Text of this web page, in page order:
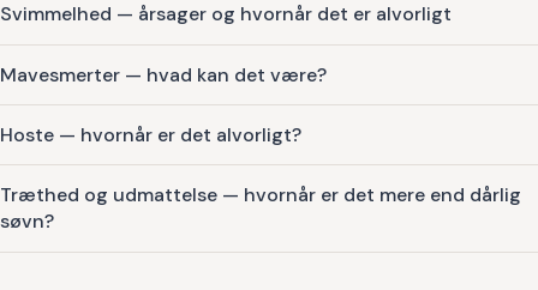
Svimmelhed — årsager og hvornår det er alvorligt
Mavesmerter — hvad kan det være?
Hoste — hvornår er det alvorligt?
Træthed og udmattelse — hvornår er det mere end dårlig
søvn?